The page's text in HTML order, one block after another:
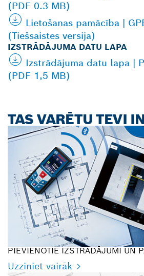
(PDF 0.3 MB)
Lietošanas pamācība |
(Tiešsaistes versija)
IZSTRĀDĀJUMA DATU LAPA
Izstrādājuma datu lapa |
(PDF 1,5 MB)
TAS VARĒTU TEVI
PIEVIENOTIE IZSTRĀDĀJUMI UN
Uzziniet vairāk